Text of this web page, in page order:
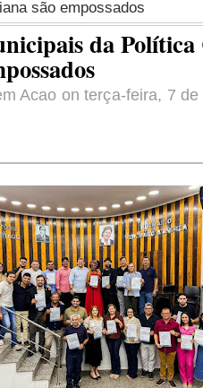
são empossados
da
Acao on terça-feira, 7